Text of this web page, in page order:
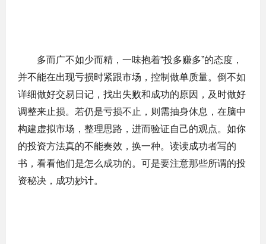
多而广不如少而精，一味抱着“投多赚多”的态度，
并不能在出现亏损时紧跟市场，控制做单质量。倒不如
详细做好交易日记，找出失败和成功的原因，及时做好
调整来止损。若仍是亏损不止，则需抽身休息，在脑中
构建虚拟市场，整理思路，进而验证自己的观点。如你
的投资方法真的不能奏效，换一种。读读成功者写的
书，看看他们是怎么成功的。可是要注意那些所谓的投
资秘决，成功妙计。